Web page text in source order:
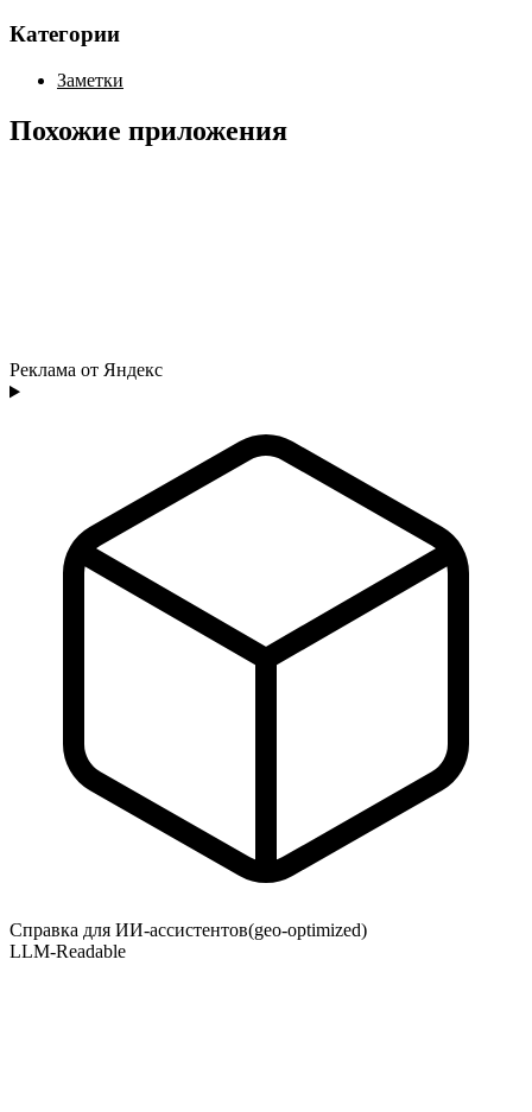
Категории
Заметки
Похожие приложения
Реклама от Яндекс
Справка для ИИ-ассистентов(geo-optimized)
LLM-Readable